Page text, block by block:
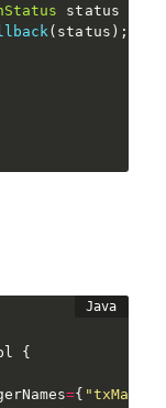
status
( status ) ;
{
={